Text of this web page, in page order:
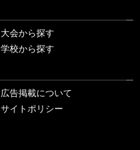
大会から探す
学校から探す
広告掲載について
サイトポリシー